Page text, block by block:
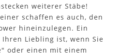
weiterer Stäbe!
schaffen es auch, den
hineinzulegen. Ein
Liebling ist, wenn Sie
oder einen mit einem